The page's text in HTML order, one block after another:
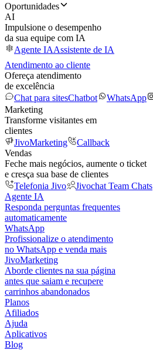
Oportunidades
AI
Impulsione o desempenho
da sua equipe com IA
Agente IAAssistente de IA
Atendimento ao cliente
Ofereça atendimento
de excelência
Chat para sitesChatbot WhatsApp
Marketing
Transforme visitantes em
clientes
JivoMarketing
Callback
Vendas
Feche mais negócios, aumente o ticket
e cresça sua base de clientes
Telefonia Jivo
Jivochat Team Chats
Agente IA
Responda perguntas frequentes
automaticamente
WhatsApp
Profissionalize o atendimento
no WhatsApp e venda mais
JivoMarketing
Aborde clientes na sua página
antes que saiam e recupere
carrinhos abandonados
Planos
Afiliados
Ajuda
Aplicativos
Blog